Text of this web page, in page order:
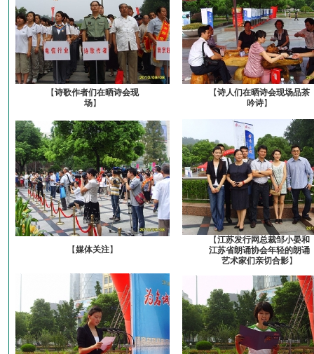
【诗歌作者们在晒诗会现
场】
【诗人们在晒诗会现场品茶
吟诗】
【媒体关注】
【江苏发行网总裁邹小晏和
江苏省朗诵协会年轻的朗诵
艺术家们亲切合影】